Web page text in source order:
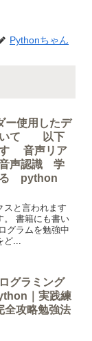
Pythonちゃん
ー使用したデ
いて 以下
す 音声リア
声認識 学
る python
スと言われます
。 書籍にも書い
グラムを勉強中
ど...
グラミング
｜実践練
全攻略勉強法